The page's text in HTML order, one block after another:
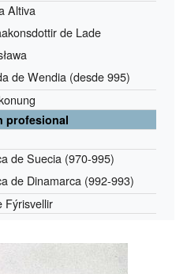
Altiva
de Lade
de Wendia (desde 995)
profesional
de Suecia (970-995)
de Dinamarca (992-993)
Fýrisvellir